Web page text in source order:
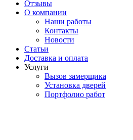
Отзывы
О компании
Наши работы
Контакты
Новости
Статьи
Доставка и оплата
Услуги
Вызов замерщика
Установка дверей
Портфолио работ